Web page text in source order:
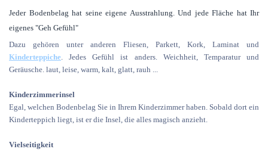
Jeder Bodenbelag hat seine eigene Ausstrahlung. Und jede Fläche hat Ihr
eigenes "Geh Gefühl"
Dazu gehören unter anderen Fliesen, Parkett, Kork, Laminat und
Kinderteppiche. Jedes Gefühl ist anders. Weichheit, Temparatur und
Geräusche. laut, leise, warm, kalt, glatt, rauh ...
Kinderzimmerinsel
Egal, welchen Bodenbelag Sie in Ihrem Kinderzimmer haben. Sobald dort ein
Kinderteppich liegt, ist er die Insel, die alles magisch anzieht.
Vielseitigkeit